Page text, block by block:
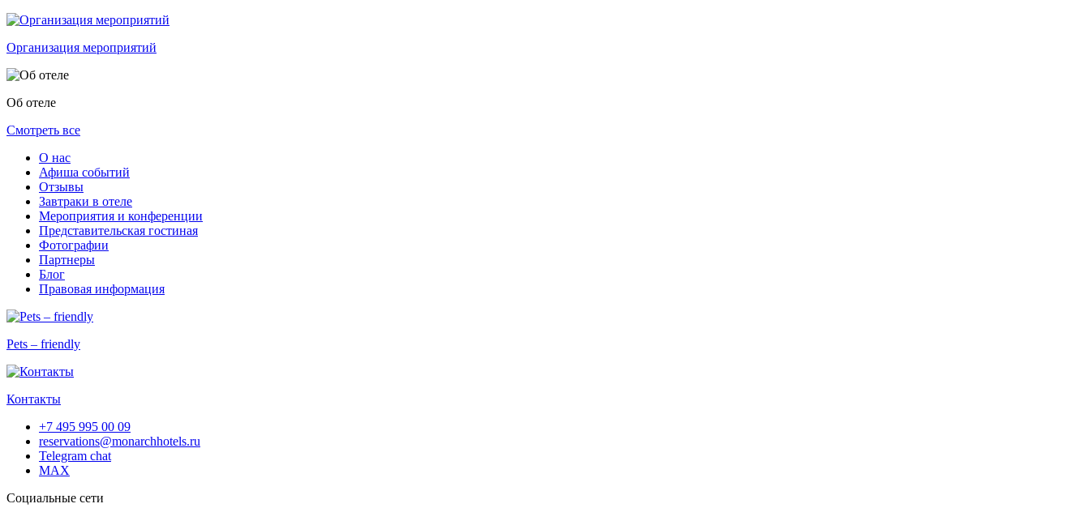
Организация мероприятий
Об отеле
Смотреть все
О нас
Афиша событий
Отзывы
Завтраки в отеле
Мероприятия и конференции
Представительская гостиная
Фотографии
Партнеры
Блог
Правовая информация
Pets – friendly
Контакты
+7 495 995 00 09
reservations@monarchhotels.ru
Telegram chat
MAX
Социальные сети